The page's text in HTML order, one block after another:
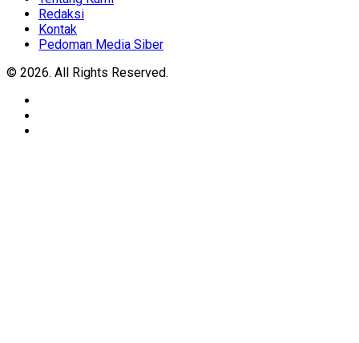
Redaksi
Kontak
Pedoman Media Siber
© 2026. All Rights Reserved.